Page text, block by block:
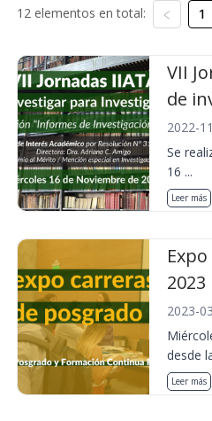
12 elementos en total: 1
VII
de
2022-
Se
16 ...
Leer más
2023
2023-
desde
Leer más